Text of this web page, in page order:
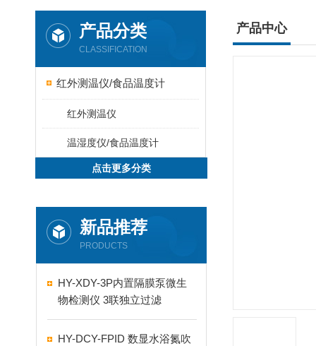
产品分类
CLASSIFICATION
红外测温仪/食品温度计
红外测温仪
温湿度仪/食品温度计
点击更多分类
新品推荐
PRODUCTS
HY-XDY-3P内置隔膜泵微生
物检测仪 3联独立过滤
HY-DCY-FPID 数显水浴氮吹
产品中心